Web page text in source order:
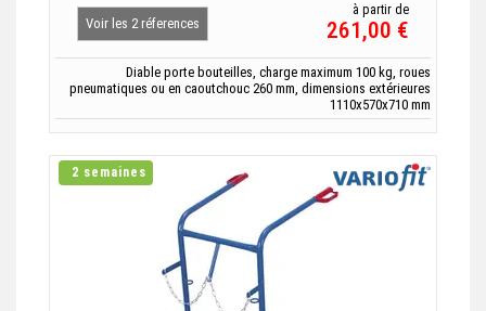
Voir les 2 réferences
à partir de
261,00 €
Diable porte bouteilles, charge maximum 100 kg, roues
pneumatiques ou en caoutchouc 260 mm, dimensions extérieures
1110x570x710 mm
2 semaines